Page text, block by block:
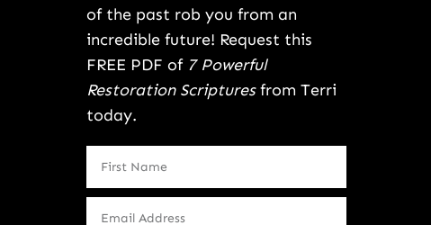
of the past rob you from an
incredible future! Request this
FREE PDF of 7 Powerful
Restoration Scripturesfrom Terri
today.